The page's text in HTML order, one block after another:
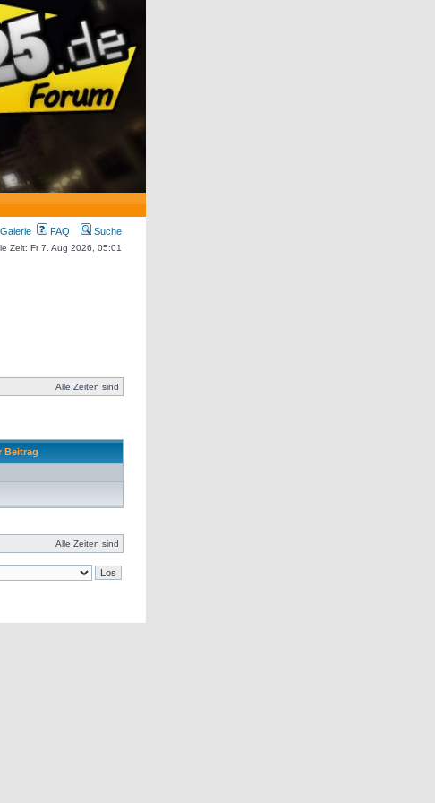
Galerie FAQ Suche
Zeit: Fr 7. Aug 2026, 05:01
Alle Zeiten sind
Beitrag
Alle Zeiten sind